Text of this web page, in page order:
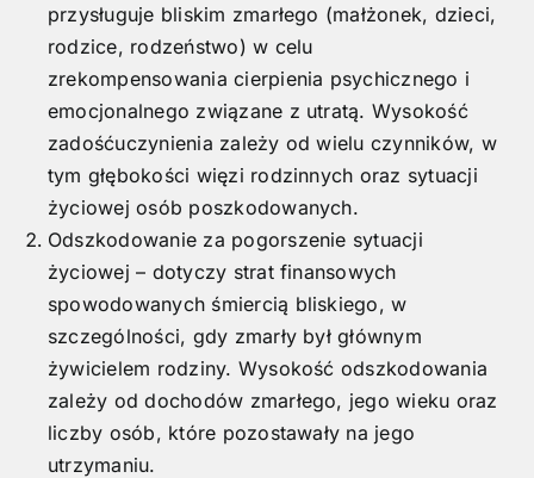
przysługuje bliskim zmarłego (małżonek, dzieci,
rodzice, rodzeństwo) w celu
zrekompensowania cierpienia psychicznego i
emocjonalnego związane z utratą. Wysokość
zadośćuczynienia zależy od wielu czynników, w
tym głębokości więzi rodzinnych oraz sytuacji
życiowej osób poszkodowanych.
Odszkodowanie za pogorszenie sytuacji
życiowej – dotyczy strat finansowych
spowodowanych śmiercią bliskiego, w
szczególności, gdy zmarły był głównym
żywicielem rodziny. Wysokość odszkodowania
zależy od dochodów zmarłego, jego wieku oraz
liczby osób, które pozostawały na jego
utrzymaniu.